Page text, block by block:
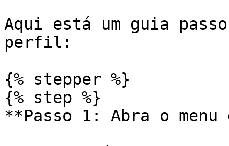
Aqui está um guia
perfil:
{% stepper %}
{% step %}
**Passo 1: Abra o